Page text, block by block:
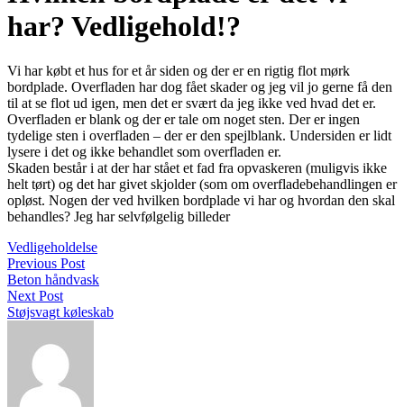
har? Vedligehold!?
Vi har købt et hus for et år siden og der er en rigtig flot mørk
bordplade. Overfladen har dog fået skader og jeg vil jo gerne få den
til at se flot ud igen, men det er svært da jeg ikke ved hvad det er.
Overfladen er blank og der er tale om noget sten. Der er ingen
tydelige sten i overfladen – der er den spejlblank. Undersiden er lidt
lysere i det og ikke behandlet som overfladen er.
Skaden består i at der har stået et fad fra opvaskeren (muligvis ikke
helt tørt) og det har givet skjolder (som om overfladebehandlingen er
opløst. Nogen der ved hvilken bordplade vi har og hvordan den skal
behandles? Jeg har selvfølgelig billeder
Vedligeholdelse
Previous Post
Beton håndvask
Next Post
Støjsvagt køleskab